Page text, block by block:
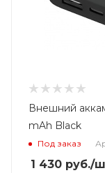
Внешний
mAh Black
Под заказ
1 430 руб./